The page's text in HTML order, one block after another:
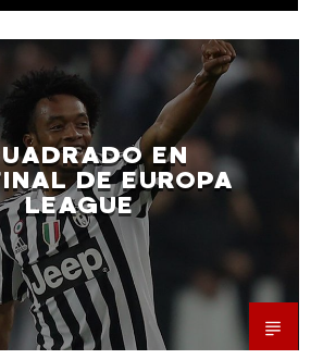
EN
DE EUROPA
LEAGUE